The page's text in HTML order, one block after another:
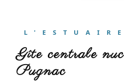
L'ESTUAIRE
gîte centrale nucléaire à
Pugnac